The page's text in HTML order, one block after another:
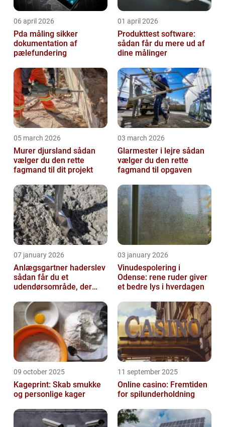
06 april 2026
Pda måling sikker
dokumentation af
pælefundering
01 april 2026
Produkttest software:
sådan får du mere ud af
dine målinger
05 march 2026
Murer djursland sådan
vælger du den rette
fagmand til dit projekt
03 march 2026
Glarmester i lejre sådan
vælger du den rette
fagmand til opgaven
07 january 2026
Anlægsgartner haderslev
sådan får du et
udendørsområde, der
03 january 2026
Vinudespolering i
Odense: rene ruder giver
et bedre lys i hverdagen
09 october 2025
Kageprint: Skab smukke
og personlige kager
11 september 2025
Online casino: Fremtiden
for spilunderholdning